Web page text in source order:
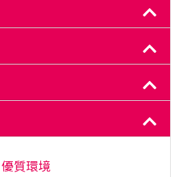
優質環境